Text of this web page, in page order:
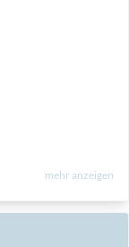
mehr anzeigen